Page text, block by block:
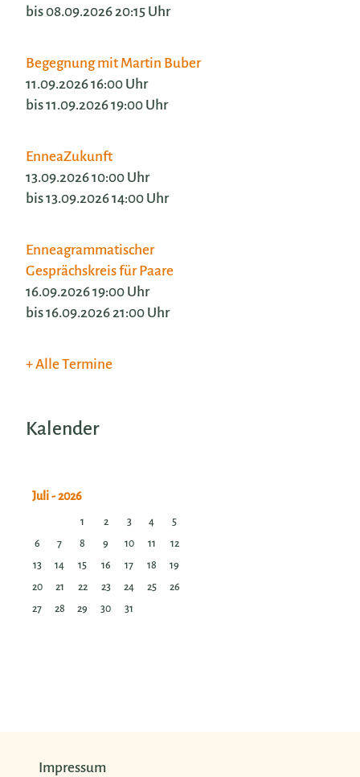
bis 08.09.2026 20:15 Uhr
Begegnung mit Martin Buber
11.09.2026 16:00 Uhr
bis 11.09.2026 19:00 Uhr
EnneaZukunft
13.09.2026 10:00 Uhr
bis 13.09.2026 14:00 Uhr
Enneagrammatischer
Gesprächskreis für Paare
16.09.2026 19:00 Uhr
bis 16.09.2026 21:00 Uhr
Alle Termine
Kalender
1 2 3 4
5
6
7 8 9 10 11
12
13
14 15 16 17 18
19
20
21 22 23 24 25
26
27
28 29 30 31
Impressum